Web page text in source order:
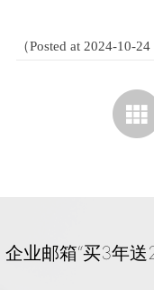
（Posted at 2024-10-24
企业邮箱“买3年